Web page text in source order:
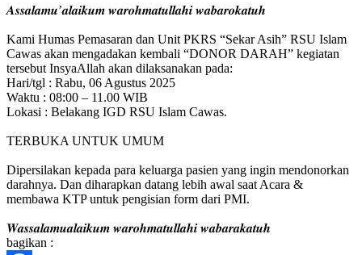
𝑨𝒔𝒔𝒂𝒍𝒂𝒎𝒖’𝒂𝒍𝒂𝒊𝒌𝒖𝒎 𝒘𝒂𝒓𝒐𝒉𝒎𝒂𝒕𝒖𝒍𝒍𝒂𝒉𝒊 𝒘𝒂𝒃𝒂𝒓𝒐𝒌𝒂𝒕𝒖𝒉
Kami Humas Pemasaran dan Unit PKRS “Sekar Asih” RSU Islam
Cawas akan mengadakan kembali “DONOR DARAH” kegiatan
tersebut InsyaAllah akan dilaksanakan pada:
Hari/tgl : Rabu, 06 Agustus 2025
Waktu : 08:00 – 11.00 WIB
Lokasi : Belakang IGD RSU Islam Cawas.
TERBUKA UNTUK UMUM
Dipersilakan kepada para keluarga pasien yang ingin mendonorkan
darahnya. Dan diharapkan datang lebih awal saat Acara &
membawa KTP untuk pengisian form dari PMI.
𝑾𝒂𝒔𝒔𝒂𝒍𝒂𝒎𝒖𝒂𝒍𝒂𝒊𝒌𝒖𝒎 𝒘𝒂𝒓𝒐𝒉𝒎𝒂𝒕𝒖𝒍𝒍𝒂𝒉𝒊 𝒘𝒂𝒃𝒂𝒓𝒂𝒌𝒂𝒕𝒖𝒉
bagikan :